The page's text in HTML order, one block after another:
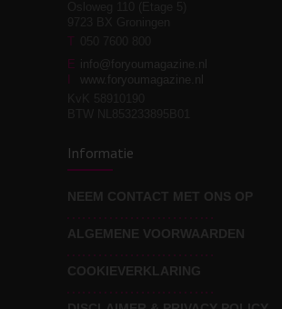
moeite!
Wat voor leider wil jij
zijn?
T
E info@foryoumagazine.nl
www.foryoumagazine.nl
Informatie
NEEM CONTACT MET ONS OP
ALGEMENE VOORWAARDEN
COOKIEVERKLARING